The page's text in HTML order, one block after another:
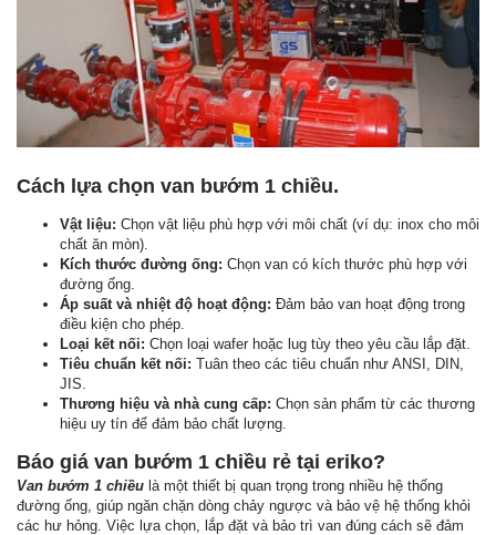
Cách lựa chọn van bướm 1 chiều.
Vật liệu: Chọn vật liệu phù hợp với môi chất (ví dụ: inox cho môi
chất ăn mòn).
Kích thước đường ống: Chọn van có kích thước phù hợp với
đường ống.
Áp suất và nhiệt độ hoạt động: Đảm bảo van hoạt động trong
điều kiện cho phép.
Loại kết nối: Chọn loại wafer hoặc lug tùy theo yêu cầu lắp đặt.
Tiêu chuẩn kết nối: Tuân theo các tiêu chuẩn như ANSI, DIN,
JIS.
Thương hiệu và nhà cung cấp: Chọn sản phẩm từ các thương
hiệu uy tín để đảm bảo chất lượng.
Báo giá van bướm 1 chiều rẻ tại eriko?
Van bướm 1 chiều là một thiết bị quan trọng trong nhiều hệ thống
đường ống, giúp ngăn chặn dòng chảy ngược và bảo vệ hệ thống khỏi
các hư hỏng. Việc lựa chọn, lắp đặt và bảo trì van đúng cách sẽ đảm